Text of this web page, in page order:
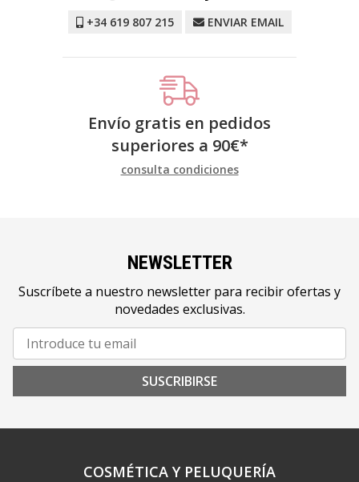
+34 619 807 215 ENVIAR EMAIL
Envío gratis en pedidos
superiores a 90€*
consulta condiciones
NEWSLETTER
Suscríbete a nuestro newsletter para recibir ofertas y
novedades exclusivas.
SUSCRIBIRSE
COSMÉTICA Y PELUQUERÍA